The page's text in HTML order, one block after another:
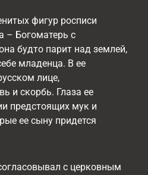
фигур росписи
– Богоматерь с
будто парит над землей,
младенца. В ее
лице,
и скорбь. Глаза ее
предстоящих мук и
ее сыну придется
с церковным